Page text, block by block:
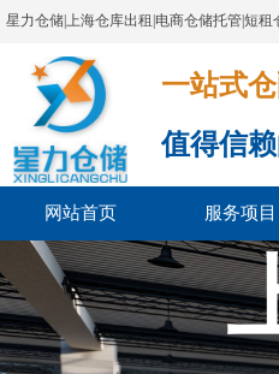
星力仓储|上海仓库出租|电商仓储托管|短
一站式
值得信
网站首页 服务项目